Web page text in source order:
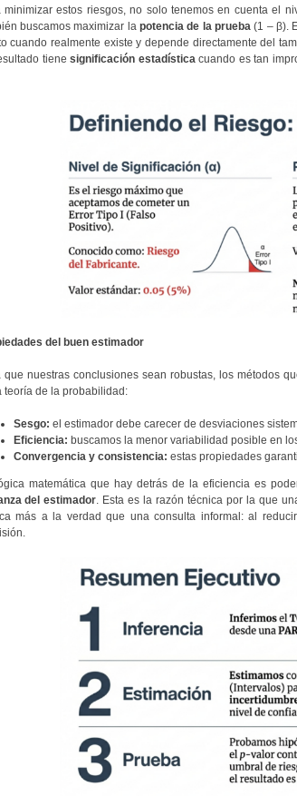
minimizar estos riesgos, no solo tenemos en cuenta el
buscamos maximizar la potencia de la prueba (1 – β).
cuando realmente existe y depende directamente del
tienesignificación estadísticacuando es tan
del buen estimador
que nuestras conclusiones sean robustas, los métodos
teoría de la probabilidad:
Sesgo: el estimador debe carecer de desviaciones
Eficiencia: buscamos la menor variabilidad posible en
Convergencia y consistencia: estas propiedades
matemática que hay detrás de la eficiencia es
del estimador. Esta es la razón técnica por la que
más a la verdad que una consulta informal: al